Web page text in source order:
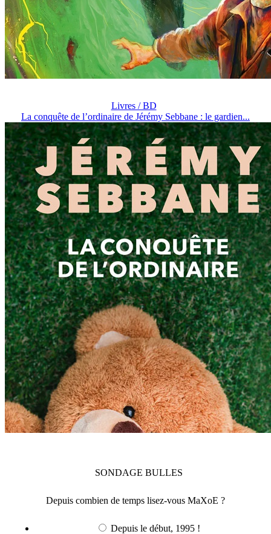
Livres / BD
La conquête de l’ordinaire de Jérémy Sebbane : le gardien...
SONDAGE BULLES
Depuis combien de temps lisez-vous MaXoE ?
Depuis le début, 1995 !